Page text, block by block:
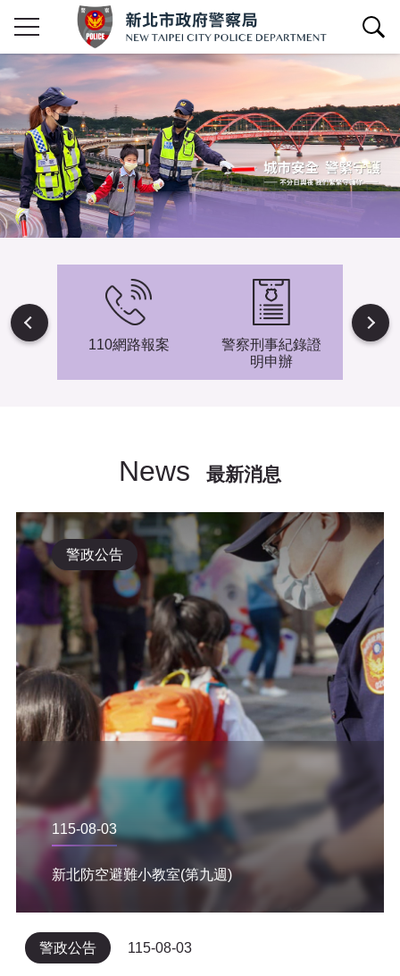
查詢區開關
難專 110網路報案
警察刑事紀錄證
明申辦
新
News 最新消息
警政公告
115-08-03
新北防空避難小教室(第九週)
警政公告 115-08-03